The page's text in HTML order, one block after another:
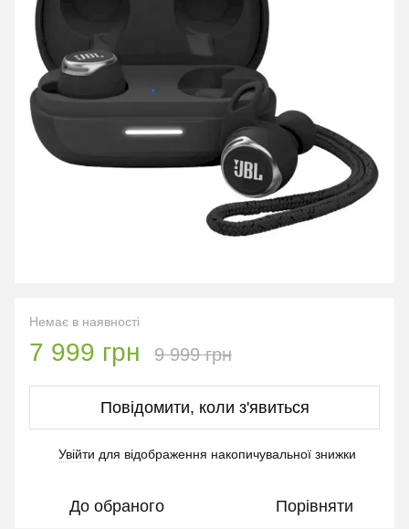
Немає в наявності
7 999 грн 9 999 грн
Повідомити, коли з'явиться
Увійти для відображення накопичувальної знижки
До обраного Порівняти